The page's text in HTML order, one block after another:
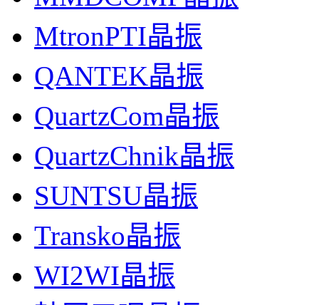
MtronPTI晶振
QANTEK晶振
QuartzCom晶振
QuartzChnik晶振
SUNTSU晶振
Transko晶振
WI2WI晶振